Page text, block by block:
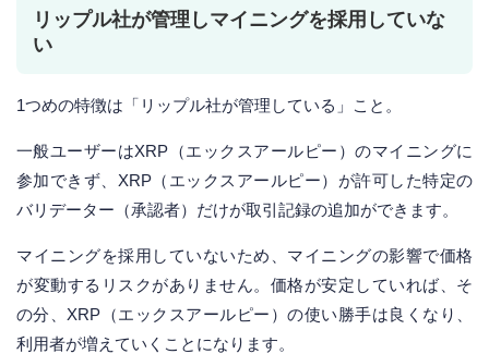
リップル社が管理しマイニングを採用していな
い
1つめの特徴は「リップル社が管理している」こと。
一般ユーザーはXRP（エックスアールピー）のマイニングに
参加できず、XRP（エックスアールピー）が許可した特定の
バリデーター（承認者）だけが取引記録の追加ができます。
マイニングを採用していないため、マイニングの影響で価格
が変動するリスクがありません。価格が安定していれば、そ
の分、XRP（エックスアールピー）の使い勝手は良くなり、
利用者が増えていくことになります。